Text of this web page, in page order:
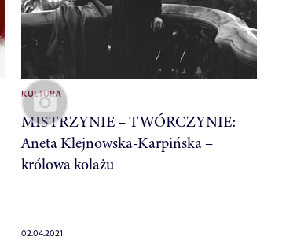
KULTURA
MISTRZYNIE – TWÓRCZYNIE:
Aneta Klejnowska-Karpińska –
królowa kolażu
02.04.2021